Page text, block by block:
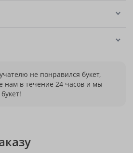
не понравился букет,
нам в течение 24 часов и мы